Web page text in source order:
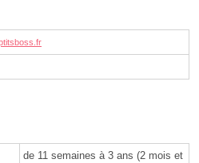
de 11 semaines à 3 ans (2 mois et